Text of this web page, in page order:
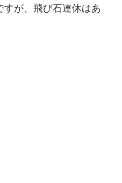
すが、飛び石連休はあ